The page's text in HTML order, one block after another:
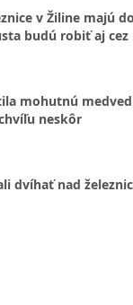
v Žiline majú
budú robiť aj cez
mohutnú
neskôr
dvíhať nad